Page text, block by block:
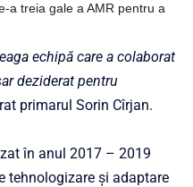
a treia gale a AMR pentru a
echipă care a colaborat
deziderat pentru
primarul Sorin Cîrjan.
în anul 2017 – 2019
tehnologizare și adaptare